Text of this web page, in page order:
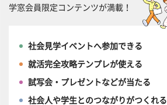
学窓会員限定コンテンツが満載！
社会見学イベントへ参加できる
就活完全攻略テンプレが使える
試写会・プレゼントなどが当たる
社会人や学生とのつながりがつくれる